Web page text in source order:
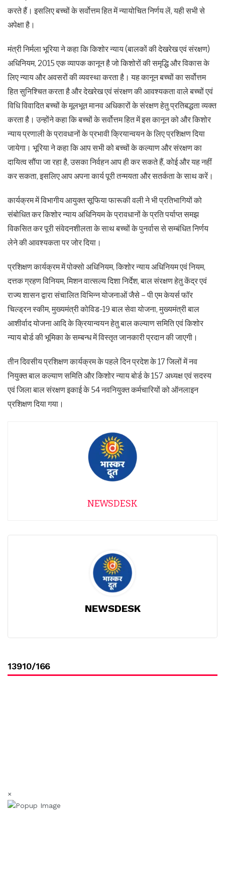
करते हैं। इसलिए बच्चों के सर्वोत्तम हित में न्यायोचित निर्णय लें, यही सभी से
अपेक्षा है।
मंत्री निर्मला भूरिया ने कहा कि किशोर न्याय (बालकों की देखरेख एवं संरक्षण)
अधिनियम, 2015 एक व्यापक कानून है जो किशोरों की समृद्धि और विकास के
लिए न्याय और अवसरों की व्यवस्था करता है। यह कानून बच्चों का सर्वोत्तम
हित सुनिश्चित करता है और देखरेख एवं संरक्षण की आवश्यकता वाले बच्चों एवं
विधि विवादित बच्चों के मूलभूत मानव अधिकारों के संरक्षण हेतु प्रतिबद्धता व्यक्त
करता है। उन्होंने कहा कि बच्चों के सर्वोत्तम हित में इस कानून को और किशोर
न्याय प्रणाली के प्रावधानों के प्रभावी क्रियान्वयन के लिए प्रशिक्षण दिया
जायेगा। भूरिया ने कहा कि आप सभी को बच्चों के कल्याण और संरक्षण का
दायित्व सौंपा जा रहा है, उसका निर्वहन आप ही कर सकते हैं, कोई और यह नहीं
कर सकता, इसलिए आप अपना कार्य पूरी तन्मयता और सतर्कता के साथ करें।
कार्यक्रम में विभागीय आयुक्त सूफिया फारूकी वली ने भी प्रतिभागियों को
संबोधित कर किशोर न्याय अधिनियम के प्रावधानों के प्रति पर्याप्त समझ
विकसित कर पूरी संवेदनशीलता के साथ बच्चों के पुनर्वास से सम्बंधित निर्णय
लेने की आवश्यकता पर जोर दिया।
प्रशिक्षण कार्यक्रम में पोक्सो अधिनियम, किशोर न्याय अधिनियम एवं नियम,
दत्तक ग्रहण विनियम, मिशन वात्सल्य दिशा निर्देश, बाल संरक्षण हेतु केंद्र एवं
राज्य शासन द्वारा संचालित विभिन्न योजनाओं जैसे – पी एम केयर्स फॉर
चिल्ड्रन स्कीम, मुख्यमंत्री कोविड-19 बाल सेवा योजना, मुख्यमंत्री बाल
आशीर्वाद योजना आदि के क्रियान्वयन हेतु बाल कल्याण समिति एवं किशोर
न्याय बोर्ड की भूमिका के सम्बन्ध में विस्तृत जानकारी प्रदान की जाएगी।
तीन दिवसीय प्रशिक्षण कार्यक्रम के पहले दिन प्रदेश के 17 जिलों में नव
नियुक्त बाल कल्याण समिति और किशोर न्याय बोर्ड के 157 अध्यक्ष एवं सदस्य
एवं जिला बाल संरक्षण इकाई के 54 नवनियुक्त कर्मचारियों को ऑनलाइन
प्रशिक्षण दिया गया।
NEWSDESK
NEWSDESK
13910/166
×